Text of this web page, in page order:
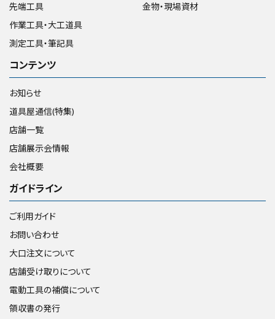
先端工具
作業工具・大工道具
測定工具・筆記具
金物・現場資材
コンテンツ
お知らせ
道具屋通信(特集)
店舗一覧
店舗展示会情報
会社概要
ガイドライン
ご利用ガイド
お問い合わせ
大口注文について
店舗受け取りについて
電動工具の補償について
領収書の発行